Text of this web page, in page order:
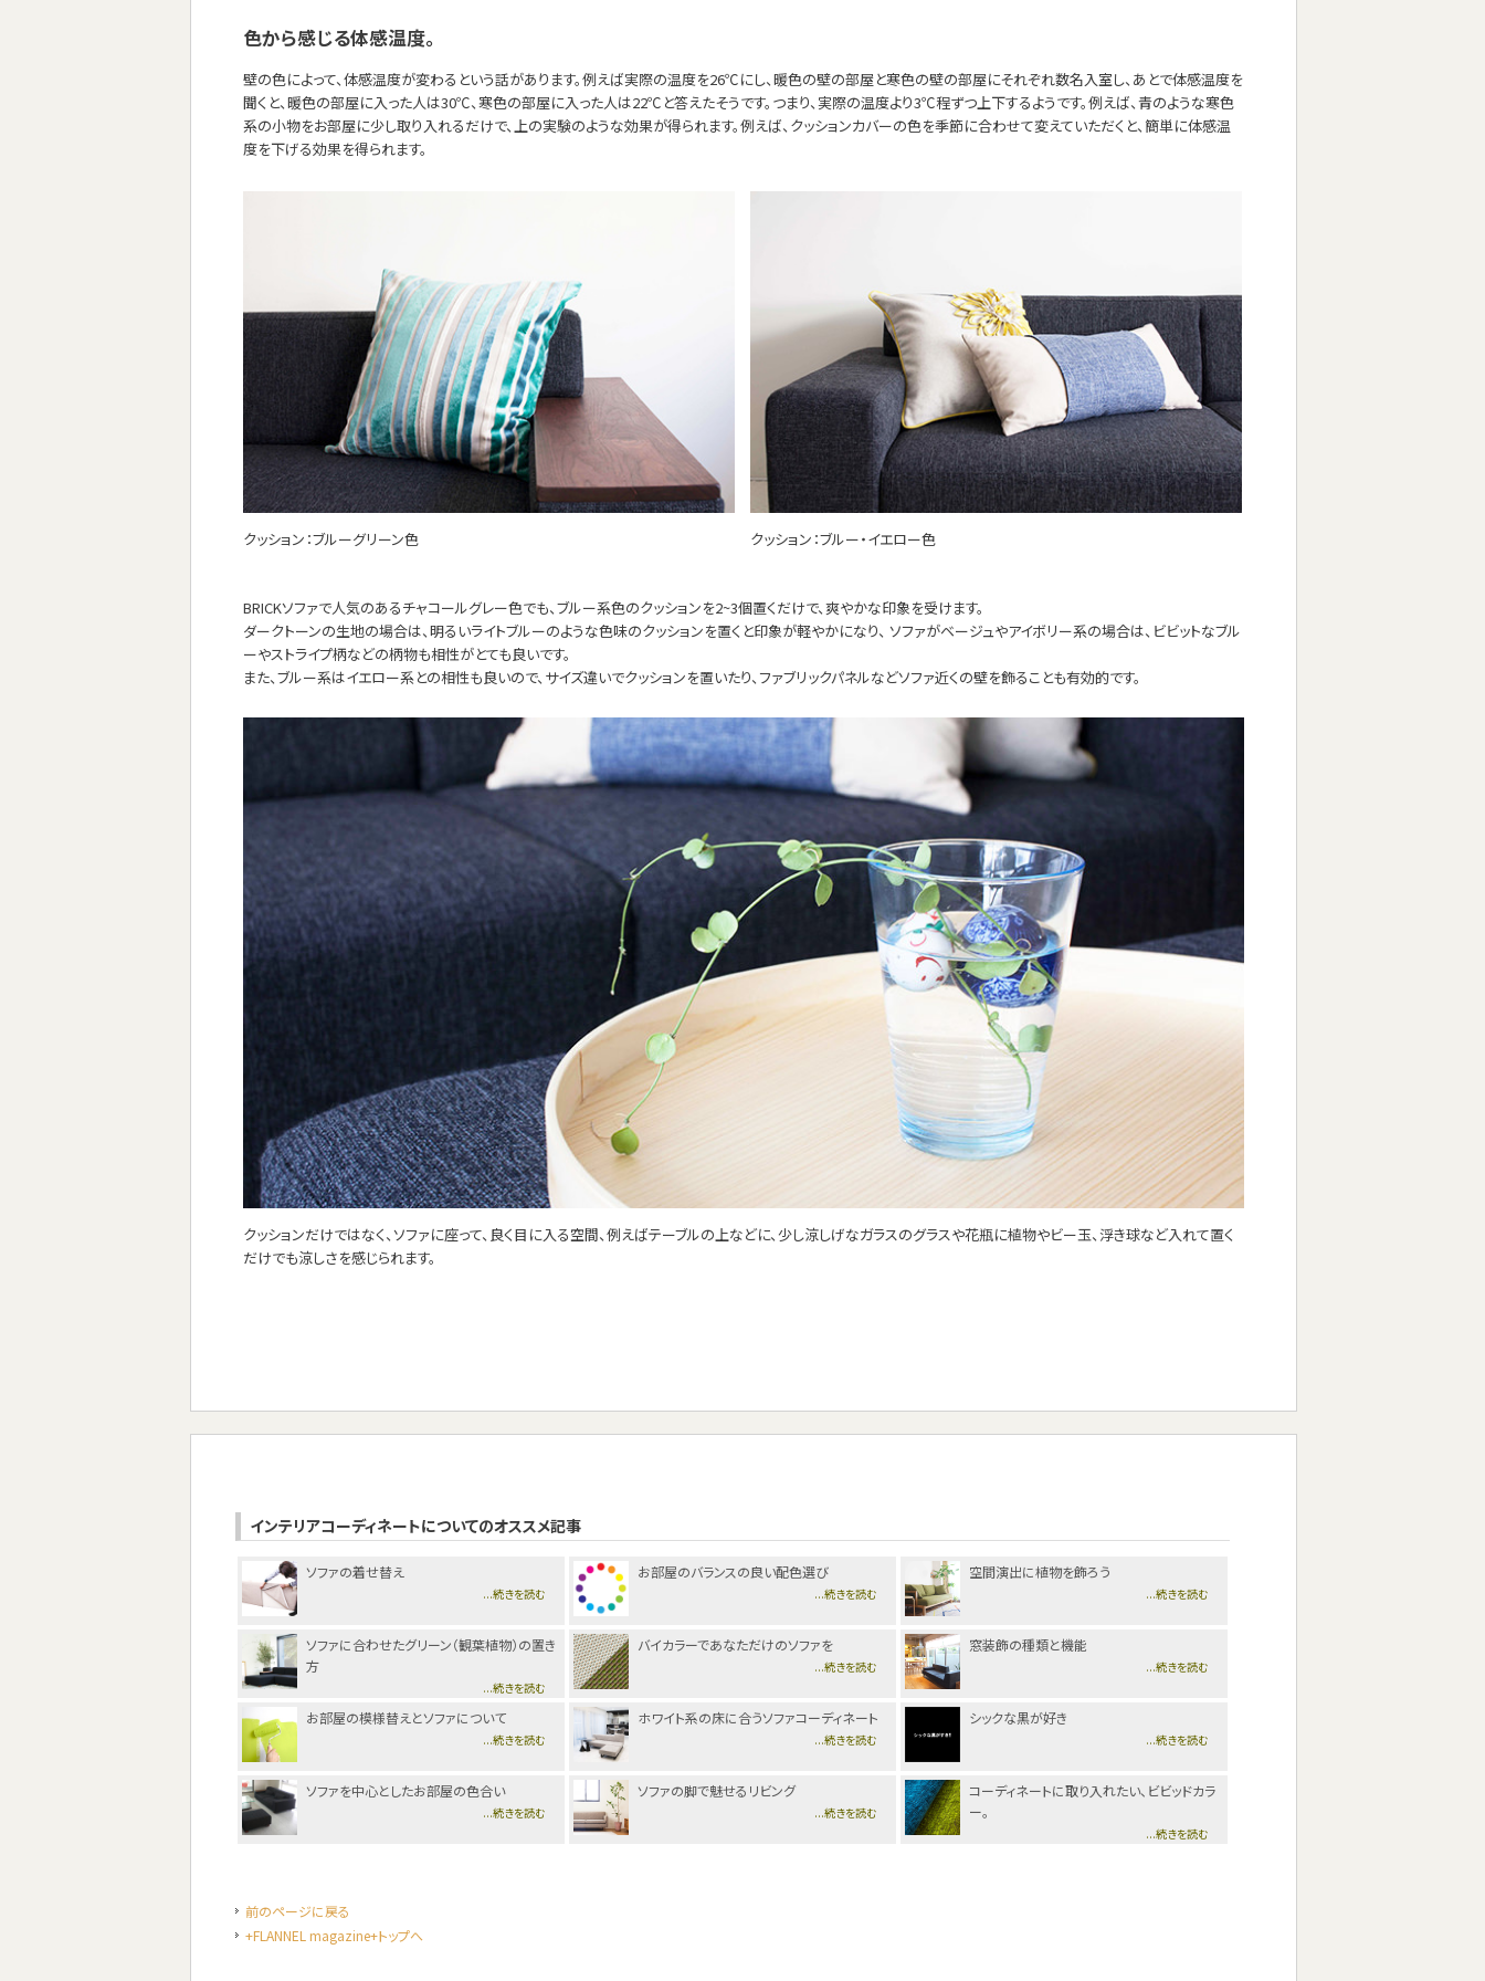
色から感じる体感温度。
壁の色によって、体感温度が変わるという話があります。例えば実際の温度を26℃にし、暖色の壁の部屋と寒色の壁の部屋にそれぞれ数名入室し、あとで体感温度を
聞くと、暖色の部屋に入った人は30℃、寒色の部屋に入った人は22℃と答えたそうです。つまり、実際の温度より3℃程ずつ上下するようです。例えば、青のような寒色
系の小物をお部屋に少し取り入れるだけで、上の実験のような効果が得られます。例えば、クッションカバーの色を季節に合わせて変えていただくと、簡単に体感温
度を下げる効果を得られます。
クッション：ブルーグリーン色 クッション：ブルー・イエロー色
BRICKソファで人気のあるチャコールグレー色でも、ブルー系色のクッションを2~3個置くだけで、爽やかな印象を受けます。
ダークトーンの生地の場合は、明るいライトブルーのような色味のクッションを置くと印象が軽やかになり、 ソファがベージュやアイボリー系の場合は、ビビットなブル
ーやストライプ柄などの柄物も相性がとても良いです。
また、ブルー系はイエロー系との相性も良いので、サイズ違いでクッションを置いたり、ファブリックパネルなどソファ近くの壁を飾ることも有効的です。
クッションだけではなく、ソファに座って、良く目に入る空間、例えばテーブルの上などに、少し涼しげなガラスのグラスや花瓶に植物やビー玉、浮き球など入れて置く
だけでも涼しさを感じられます。
インテリアコーディネートについてのオススメ記事
ソファの着せ替え
...続きを読む
お部屋のバランスの良い配色選び
...続きを読む
空間演出に植物を飾ろう
...続きを読む
ソファに合わせたグリーン（観葉植物）の置き
方
...続きを読む
バイカラーであなただけのソファを
...続きを読む
窓装飾の種類と機能
...続きを読む
お部屋の模様替えとソファについて
...続きを読む
ホワイト系の床に合うソファコーディネート
...続きを読む
シックな黒が好き
...続きを読む
ソファを中心としたお部屋の色合い
...続きを読む
ソファの脚で魅せるリビング
...続きを読む
コーディネートに取り入れたい、ビビッドカラ
ー。
...続きを読む
前のページに戻る
+FLANNEL magazine+トップへ